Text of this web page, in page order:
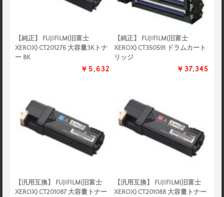
【純正】 FUJIFILM(旧富士
XEROX) CT201276 大容量3Kトナ
ー BK
￥5,632
【純正】 FUJIFILM(旧富士
XEROX) CT350591 ドラムカート
リッジ
￥37,345
【汎用互換】 FUJIFILM(旧富士
XEROX) CT201087 大容量トナー
【汎用互換】 FUJIFILM(旧富士
XEROX) CT201088 大容量トナー